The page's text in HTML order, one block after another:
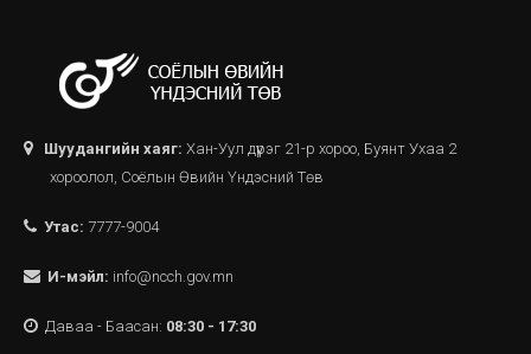
Шуудангийн хаяг: Хан-Уул дүүрэг 21-р хороо, Буянт Ухаа 2
хороолол, Соёлын Өвийн Үндэсний Төв
Утас: 7777-9004
И-мэйл: info@ncch.gov.mn
Даваа - Баасан: 08:30 - 17:30